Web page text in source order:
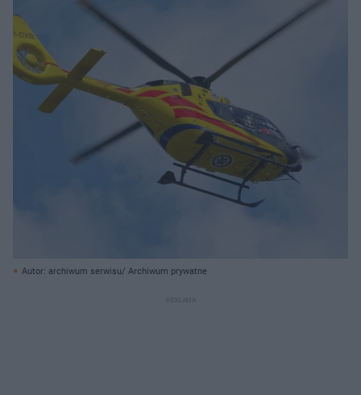
Autor: archiwum serwisu/ Archiwum prywatne